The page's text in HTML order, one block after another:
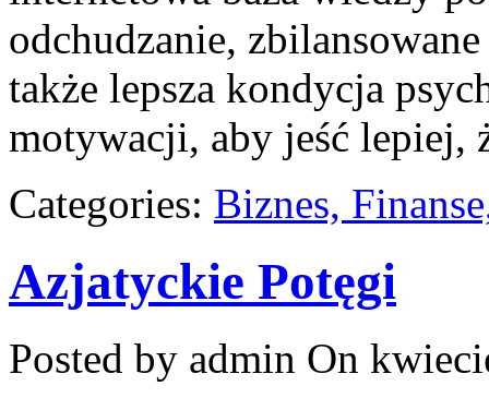
odchudzanie,
także lepsza kondycja
motywacji, aby jeść lepiej,
Categories: Biznes,
Azjatyckie Potęgi
Posted by admin On